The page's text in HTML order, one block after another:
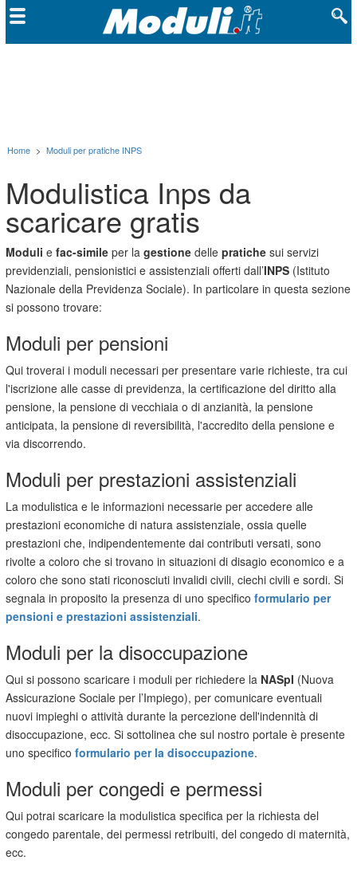
Home > Moduli per pratiche INPS
Modulistica Inps da
scaricare gratis
Moduli efac-simile per lagestionedellepratichesui servizi
previdenziali, pensionistici e assistenziali offerti dall’INPS (Istituto
Nazionale della Previdenza Sociale). In particolare in questa sezione
si possono trovare:
Moduli per pensioni
Qui troverai i moduli necessari per presentare varie richieste, tra cui
l'iscrizione alle casse di previdenza, la certificazione del diritto alla
pensione, la pensione di vecchiaia o di anzianità, la pensione
anticipata, la pensione di reversibilità, l'accredito della pensione e
via discorrendo.
Moduli per prestazioni assistenziali
La modulistica e le informazioni necessarie per accedere alle
prestazioni economiche di natura assistenziale, ossia quelle
prestazioni che, indipendentemente dai contributi versati, sono
rivolte a coloro che si trovano in situazioni di disagio economico e a
coloro che sono stati riconosciuti invalidi civili, ciechi civili e sordi. Si
segnala in proposito la presenza di uno specificoformulario per
pensioni e prestazioni assistenziali.
Moduli per la disoccupazione
Qui si possono scaricare i moduli per richiedere la NASpI (Nuova
Assicurazione Sociale per l’Impiego), per comunicare eventuali
nuovi impieghi o attività durante la percezione dell'indennità di
disoccupazione, ecc. Si sottolinea che sul nostro portale è presente
uno specificoformulario per la disoccupazione.
Moduli per congedi e permessi
Qui potrai scaricare la modulistica specifica per la richiesta del
congedo parentale, dei permessi retribuiti, del congedo di maternità,
ecc.